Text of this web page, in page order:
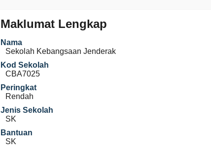
Maklumat Lengkap
Nama
Sekolah Kebangsaan Jenderak
Kod Sekolah
CBA7025
Peringkat
Rendah
Jenis Sekolah
SK
Bantuan
SK